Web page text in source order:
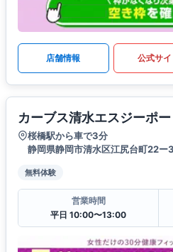
店舗情報 公式サイ
カーブス清水エスジーポ
桜橋駅から車で3分
静岡県静岡市清水区江尻台町22ー
無料体験
営業時間
平日 10:00〜13:00